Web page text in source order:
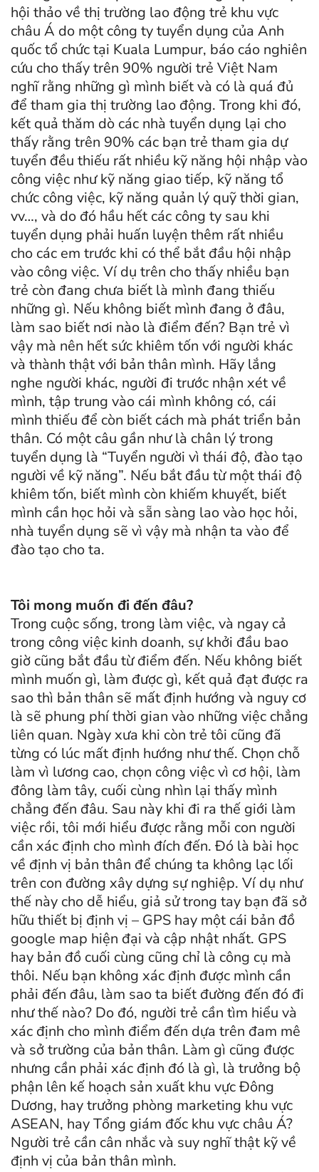
hội thảo về thị trường lao động trẻ khu vực
châu Á do một công ty tuyển dụng của Anh
quốc tổ chức tại Kuala Lumpur, báo cáo nghiên
cứu cho thấy trên 90% người trẻ Việt Nam
nghĩ rằng những gì mình biết và có là quá đủ
để tham gia thị trường lao động. Trong khi đó,
kết quả thăm dò các nhà tuyển dụng lại cho
thấy rằng trên 90% các bạn trẻ tham gia dự
tuyển đều thiếu rất nhiều kỹ năng hội nhập vào
công việc như kỹ năng giao tiếp, kỹ năng tổ
chức công việc, kỹ năng quản lý quỹ thời gian,
vv…, và do đó hầu hết các công ty sau khi
tuyển dụng phải huấn luyện thêm rất nhiều
cho các em trước khi có thể bắt đầu hội nhập
vào công việc. Ví dụ trên cho thấy nhiều bạn
trẻ còn đang chưa biết là mình đang thiếu
những gì. Nếu không biết mình đang ở đâu,
làm sao biết nơi nào là điểm đến? Bạn trẻ vì
vậy mà nên hết sức khiêm tốn với người khác
và thành thật với bản thân mình. Hãy lắng
nghe người khác, người đi trước nhận xét về
mình, tập trung vào cái mình không có, cái
mình thiếu để còn biết cách mà phát triển bản
thân. Có một câu gần như là chân lý trong
tuyển dụng là “Tuyển người vì thái độ, đào tạo
người về kỹ năng”. Nếu bắt đầu từ một thái độ
khiêm tốn, biết mình còn khiếm khuyết, biết
mình cần học hỏi và sẵn sàng lao vào học hỏi,
nhà tuyển dụng sẽ vì vậy mà nhận ta vào để
đào tạo cho ta.
Tôi mong muốn đi đến đâu?
Trong cuộc sống, trong làm việc, và ngay cả
trong công việc kinh doanh, sự khởi đầu bao
giờ cũng bắt đầu từ điểm đến. Nếu không biết
mình muốn gì, làm được gì, kết quả đạt được ra
sao thì bản thân sẽ mất định hướng và nguy cơ
là sẽ phung phí thời gian vào những việc chẳng
liên quan. Ngày xưa khi còn trẻ tôi cũng đã
từng có lúc mất định hướng như thế. Chọn chỗ
làm vì lương cao, chọn công việc vì cơ hội, làm
đông làm tây, cuối cùng nhìn lại thấy mình
chẳng đến đâu. Sau này khi đi ra thế giới làm
việc rồi, tôi mới hiểu được rằng mỗi con người
cần xác định cho mình đích đến. Đó là bài học
về định vị bản thân để chúng ta không lạc lối
trên con đường xây dựng sự nghiệp. Ví dụ như
thế này cho dễ hiểu, giả sử trong tay bạn đã sở
hữu thiết bị định vị – GPS hay một cái bản đồ
google map hiện đại và cập nhật nhất. GPS
hay bản đồ cuối cùng cũng chỉ là công cụ mà
thôi. Nếu bạn không xác định được mình cần
phải đến đâu, làm sao ta biết đường đến đó đi
như thế nào? Do đó, người trẻ cần tìm hiểu và
xác định cho mình điểm đến dựa trên đam mê
và sở trường của bản thân. Làm gì cũng được
nhưng cần phải xác định đó là gì, là trưởng bộ
phận lên kế hoạch sản xuất khu vực Đông
Dương, hay trưởng phòng marketing khu vực
ASEAN, hay Tổng giám đốc khu vực châu Á?
Người trẻ cần cân nhắc và suy nghĩ thật kỹ về
định vị của bản thân mình.